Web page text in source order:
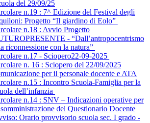
del 29/09/25
n.19 : 7^ Edizione del Festival degli
Progetto “Il giardino di Eolo”
n.18 : Avvio Progetto
- “Dall’antropocentrismo
riconnessione con la natura”
n.17 - Sciopero22-09-2025
n. 16 : Sciopero del 22/09/2025
per il personale docente e ATA
n.15 : Incontro Scuola-Famiglia per la
dell’infanzia
n.14 : SNV – Indicazioni operative per
del Questionario Docente
Orario provvisorio scuola sec. I grado -